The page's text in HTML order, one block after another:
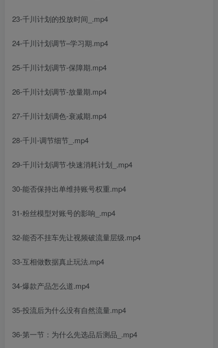
23-千川计划的投放时间_.mp4
24-千川计划调节–学习期.mp4
25-千川计划调节-保障期.mp4
26-千川计划调节-放量期.mp4
27-千川计划调色-衰减期.mp4
28-千川-调节细节_.mp4
29-千川计划调节-快速消耗计划_.mp4
30-能否保持出单维持账号权重.mp4
31-粉丝模型对账号的影响_.mp4
32-能否不挂车先让视频破流量层级.mp4
33-互相做数据真止玩法.mp4
34-爆款产品怎么道.mp4
35-投流后为什么没有自然流量.mp4
36-第一节：为什么先选品后测品_.mp4